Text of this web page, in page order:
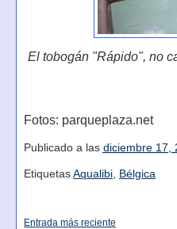
El tobogán "Rápido", no
Fotos: parqueplaza.net
Publicado a las diciembre 17,
Etiquetas Aqualibi, Bélgica
Entrada más reciente